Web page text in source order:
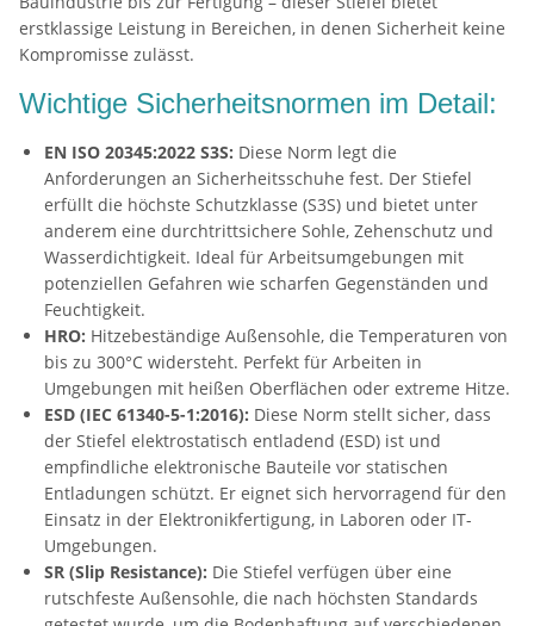
erstklassige Leistung in Bereichen, in denen Sicherheit keine
Kompromisse zulässt.
Wichtige Sicherheitsnormen im Detail:
EN ISO 20345:2022 S3S: Diese Norm legt die
Anforderungen an Sicherheitsschuhe fest. Der Stiefel
erfüllt die höchste Schutzklasse (S3S) und bietet unter
anderem eine durchtrittsichere Sohle, Zehenschutz und
Wasserdichtigkeit. Ideal für Arbeitsumgebungen mit
potenziellen Gefahren wie scharfen Gegenständen und
Feuchtigkeit.
HRO: Hitzebeständige Außensohle, die Temperaturen von
bis zu 300°C widersteht. Perfekt für Arbeiten in
Umgebungen mit heißen Oberflächen oder extreme Hitze.
ESD (IEC 61340-5-1:2016): Diese Norm stellt sicher, dass
der Stiefel elektrostatisch entladend (ESD) ist und
empfindliche elektronische Bauteile vor statischen
Entladungen schützt. Er eignet sich hervorragend für den
Einsatz in der Elektronikfertigung, in Laboren oder IT-
Umgebungen.
SR (Slip Resistance): Die Stiefel verfügen über eine
rutschfeste Außensohle, die nach höchsten Standards